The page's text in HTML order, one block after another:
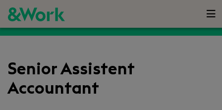
Senior Assistent
Accountant